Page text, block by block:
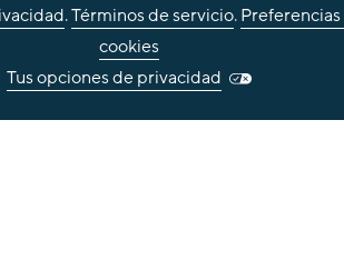
.Términos de servicio.
cookies
Tus opciones de privacidad